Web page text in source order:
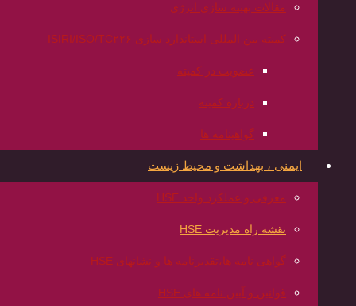
مقالات بهینه سازی انرژی
کمیته بین المللی استاندارد سازی ISIRI/ISO/TC۲۲۶
عضویت در کمیته
درباره کمیته
گواهینامه ها
ایمنی ، بهداشت و محیط زیست
معرفی و عملکرد واحد HSE
نقشه راه مدیریت HSE
گواهی نامه ها،تقدیرنامه ها و نشانهای HSE
قوانین و آیین نامه های HSE